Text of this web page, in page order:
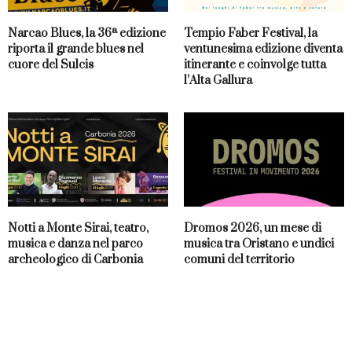
Narcao Blues, la 36ª edizione
riporta il grande blues nel
cuore del Sulcis
Tempio Faber Festival, la
ventunesima edizione diventa
itinerante e coinvolge tutta
l’Alta Gallura
Notti a Monte Sirai, teatro,
musica e danza nel parco
archeologico di Carbonia
Dromos 2026, un mese di
musica tra Oristano e undici
comuni del territorio